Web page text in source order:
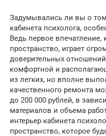
Задумывались ли вы о
кабинета психолога,
Ведь первое впечатление,
пространство, играет
доверительных
комфортной и
из легких, но вполне
качественного ремонта
до 200 000 рублей, в
материалов и объема
интерьер кабинета
пространство, которое